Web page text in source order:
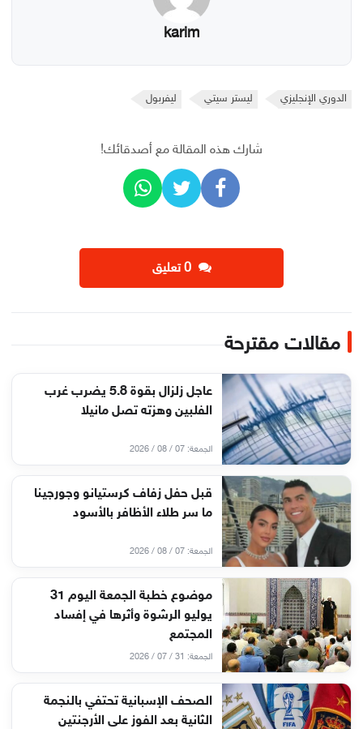
karim
الدوري الإنجليزي ليستر سيتي ليفربول
شارك هذه المقالة مع أصدقائك!
‫0 تعليق
مقالات مقترحة
عاجل زلزال بقوة 5.8 يضرب غرب
الفلبين وهزته تصل مانيلا
الجمعة: 07 / 08 / 2026
قبل حفل زفاف كرستيانو وجورجينا
ما سر طلاء الأظافر بالأسود
الجمعة: 07 / 08 / 2026
موضوع خطبة الجمعة اليوم 31
يوليو الرشوة وأثرها في إفساد
المجتمع
الجمعة: 31 / 07 / 2026
الصحف الإسبانية تحتفي بالنجمة
الثانية بعد الفوز على الأرجنتين